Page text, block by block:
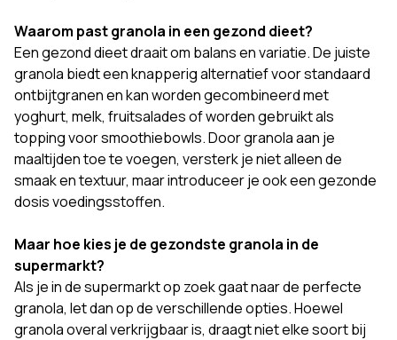
Waarom past granola in een gezond dieet?
Een gezond dieet draait om balans en variatie. De juiste
granola biedt een knapperig alternatief voor standaard
ontbijtgranen en kan worden gecombineerd met
yoghurt, melk, fruitsalades of worden gebruikt als
topping voor smoothiebowls. Door granola aan je
maaltijden toe te voegen, versterk je niet alleen de
smaak en textuur, maar introduceer je ook een gezonde
dosis voedingsstoffen.
Maar hoe kies je de gezondste granola in de
supermarkt?
Als je in de supermarkt op zoek gaat naar de perfecte
granola, let dan op de verschillende opties. Hoewel
granola overal verkrijgbaar is, draagt niet elke soort bij